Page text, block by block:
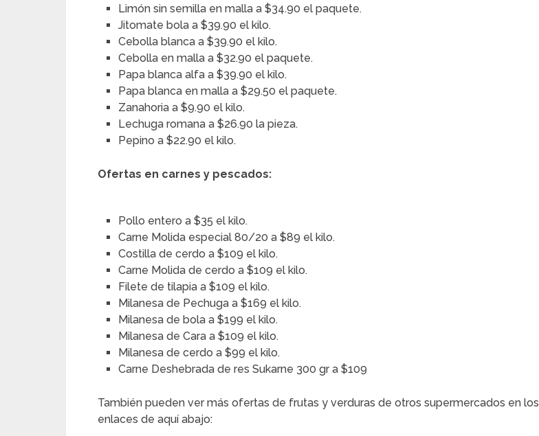
Limón sin semilla en malla a $34.90 el paquete.
Jitomate bola a $39.90 el kilo.
Cebolla blanca a $39.90 el kilo.
Cebolla en malla a $32.90 el paquete.
Papa blanca alfa a $39.90 el kilo.
Papa blanca en malla a $29.50 el paquete.
Zanahoria a $9.90 el kilo.
Lechuga romana a $26.90 la pieza.
Pepino a $22.90 el kilo.
Ofertas en carnes y pescados:
Pollo entero a $35 el kilo.
Carne Molida especial 80/20 a $89 el kilo.
Costilla de cerdo a $109 el kilo.
Carne Molida de cerdo a $109 el kilo.
Filete de tilapia a $109 el kilo.
Milanesa de Pechuga a $169 el kilo.
Milanesa de bola a $199 el kilo.
Milanesa de Cara a $109 el kilo.
Milanesa de cerdo a $99 el kilo.
Carne Deshebrada de res Sukarne 300 gr a $109
También pueden ver más ofertas de frutas y verduras de otros supermercados en los
enlaces de aquí abajo: